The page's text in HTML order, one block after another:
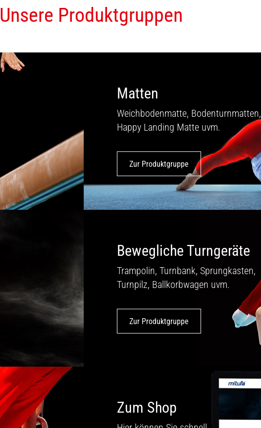
Unsere Produktgruppen
Matten
Weichbodenmatte, Bodenturnmatten,
Happy Landing Matte uvm.
Zur Produktgruppe
Bewegliche Turngeräte
Trampolin, Turnbank, Sprungkasten,
Turnpilz, Ballkorbwagen uvm.
Zur Produktgruppe
Zum Shop